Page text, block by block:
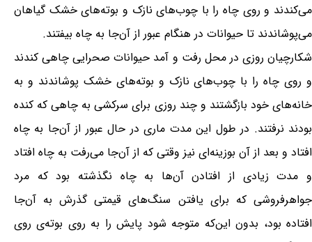
می‌کندند و روی چاه را با چوب‌های نازک و بوته‌های خشک گیاهان
می‌پوشاندند تا حیوانات در هنگام عبور از آن‌جا به چاه بیفتند.
شکارچیان روزی در محل رفت و آمد حیوانات صحرایی چاهی کندند
و روی چاه را با چوب‌های نازک و بوته‌های خشک پوشاندند و به
خانه‌های خود بازگشتند و چند روزی برای سرکشی به چاهی که کنده
بودند نرفتند. در طول این مدت ماری در حال عبور از آن‌جا به چاه
افتاد و بعد از آن بوزینه‌ای نیز وقتی که از آن‌جا می‌رفت به چاه افتاد
و مدت زیادی از افتادن آن‌ها به چاه نگذشته بود که مرد
جواهرفروشی که برای یافتن سنگ‌های قیمتی گذرش به آن‌جا
افتاده بود، بدون این‌که متوجه شود پایش را به روی بوته‌ی روی